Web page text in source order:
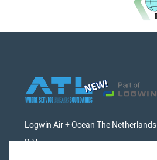
Logwin Air + Ocean The Netherlands
B.V.